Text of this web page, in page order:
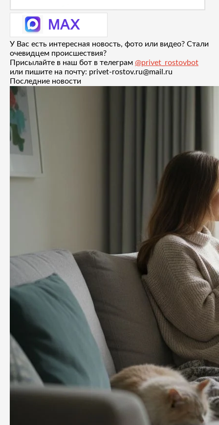
У Вас есть интересная новость, фото или видео? Стали
очевидцем происшествия?
Присылайте в наш бот в телеграм @privet_rostovbot
или пишите на почту: privet-rostov.ru@mail.ru
Последние новости